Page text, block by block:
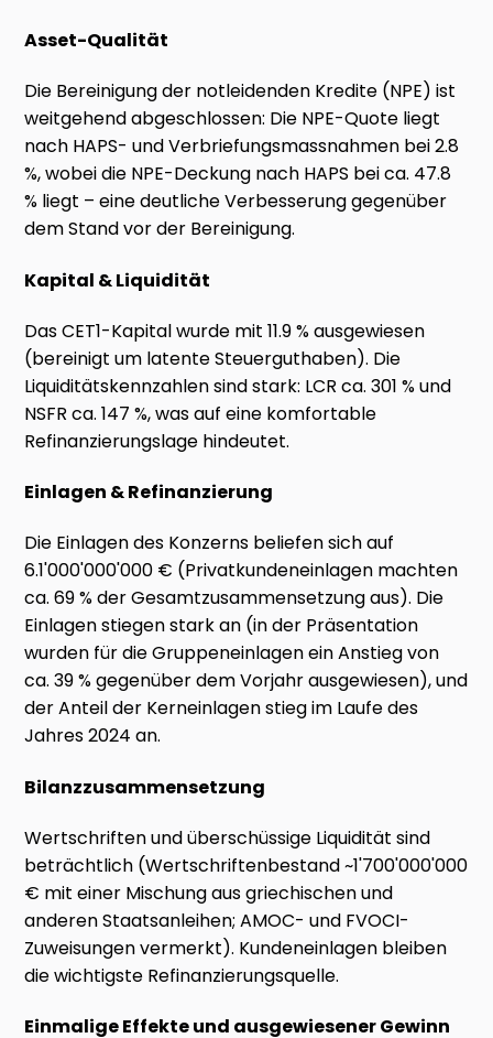
Asset-Qualität
Die Bereinigung der notleidenden Kredite (NPE) ist
weitgehend abgeschlossen: Die NPE-Quote liegt
nach HAPS- und Verbriefungsmassnahmen bei 2.8
%, wobei die NPE-Deckung nach HAPS bei ca. 47.8
% liegt – eine deutliche Verbesserung gegenüber
dem Stand vor der Bereinigung.
Kapital & Liquidität
Das CET1-Kapital wurde mit 11.9 % ausgewiesen
(bereinigt um latente Steuerguthaben). Die
Liquiditätskennzahlen sind stark: LCR ca. 301 % und
NSFR ca. 147 %, was auf eine komfortable
Refinanzierungslage hindeutet.
Einlagen & Refinanzierung
Die Einlagen des Konzerns beliefen sich auf
6.1'000'000'000 € (Privatkundeneinlagen machten
ca. 69 % der Gesamtzusammensetzung aus). Die
Einlagen stiegen stark an (in der Präsentation
wurden für die Gruppeneinlagen ein Anstieg von
ca. 39 % gegenüber dem Vorjahr ausgewiesen), und
der Anteil der Kerneinlagen stieg im Laufe des
Jahres 2024 an.
Bilanzzusammensetzung
Wertschriften und überschüssige Liquidität sind
beträchtlich (Wertschriftenbestand ~1'700'000'000
€ mit einer Mischung aus griechischen und
anderen Staatsanleihen; AMOC- und FVOCI-
Zuweisungen vermerkt). Kundeneinlagen bleiben
die wichtigste Refinanzierungsquelle.
Einmalige Effekte und ausgewiesener Gewinn